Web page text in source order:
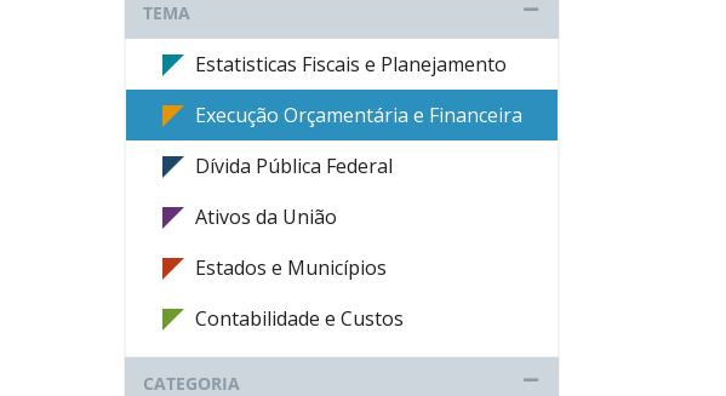
TEMA
Estatisticas Fiscais e Planejamento
Execução Orçamentária e Financeira
Dívida Pública Federal
Ativos da União
Estados e Municípios
Contabilidade e Custos
CATEGORIA